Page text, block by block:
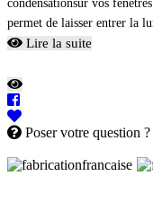
condensationsur vos
permet de laisser entrer la
Lire la suite
Poser votre question ?